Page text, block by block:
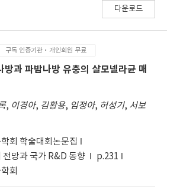
. 본 연구에서는 유충 내부기생봉인 예쁜
배거세미나방의 기주 작물인 피망을
㎡)에 각 85주를 정식하고, 1달 뒤 담
유충을 접종하였다. 방제 효과를 검증
재구(2령충 100마리, 5령충 100마
(2령충 200마리)로 나누어 접종하였고
2반복을 두었다. 천적 방사는 해충 접종
화한지 3일 지난 예쁜가는배고치벌 암
접종하였다. 방제효과를 조사하기 위
다운로드
구독 인증기관·개인회원 무료
방과 파밤나방 유충의 살모넬라균 매
, 이경아, 김황용, 임정아, 허성기, 서보
회 학술대회논문집
전망과 국가 R&D 동향
p.231
회